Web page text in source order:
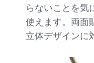
らないことを気
使えます。両面
立体デザインに